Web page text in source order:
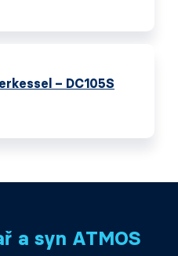
– DC105S
a syn ATMOS